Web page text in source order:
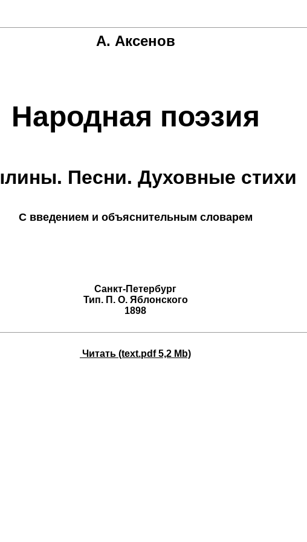
А. Аксенов
Народная поэзия
Песни. Духовные стихи
С введением и объяснительным словарем
Санкт-Петербург
Тип. П. О. Яблонского
1898
Читать (text.pdf 5,2 Mb)